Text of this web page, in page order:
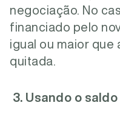
negociação. No
financiado pelo
igual ou maior que
quitada.
3. Usando o